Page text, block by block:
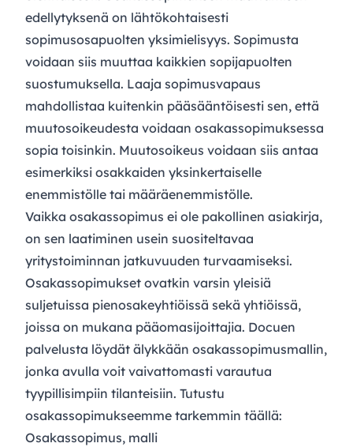
edellytyksenä on lähtökohtaisesti
sopimusosapuolten yksimielisyys. Sopimusta
voidaan siis muuttaa kaikkien sopijapuolten
suostumuksella. Laaja sopimusvapaus
mahdollistaa kuitenkin pääsääntöisesti sen, että
muutosoikeudesta voidaan osakassopimuksessa
sopia toisinkin. Muutosoikeus voidaan siis antaa
esimerkiksi osakkaiden yksinkertaiselle
enemmistölle tai määräenemmistölle.
Vaikka osakassopimus ei ole pakollinen asiakirja,
on sen laatiminen usein suositeltavaa
yritystoiminnan jatkuvuuden turvaamiseksi.
Osakassopimukset ovatkin varsin yleisiä
suljetuissa pienosakeyhtiöissä sekä yhtiöissä,
joissa on mukana pääomasijoittajia. Docuen
palvelusta löydät älykkään osakassopimusmallin,
jonka avulla voit vaivattomasti varautua
tyypillisimpiin tilanteisiin. Tutustu
osakassopimukseemme tarkemmin täällä:
Osakassopimus, malli